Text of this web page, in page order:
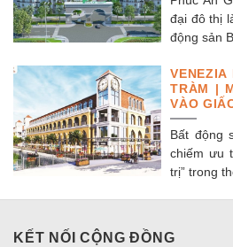
đại đô thị
động sản
VENEZIA
TRÀM |
VÀO
Bất động
chiếm ưu
trị” trong
KẾT NỐI CỘNG ĐỒNG